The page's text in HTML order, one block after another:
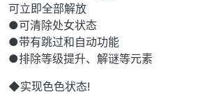
可立即全部解放
●可清除处女状态
●带有跳过和自动功能
●排除等级提升、解谜等元素
◆实现色色状态!